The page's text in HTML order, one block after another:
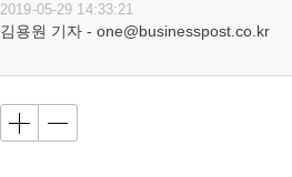
2019-05-29 14:33:21
김용원 기자 - one@businesspost.co.kr